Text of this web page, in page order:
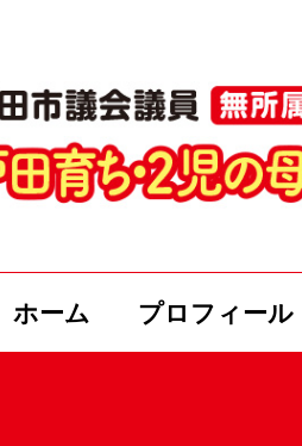
ホーム プロフィール